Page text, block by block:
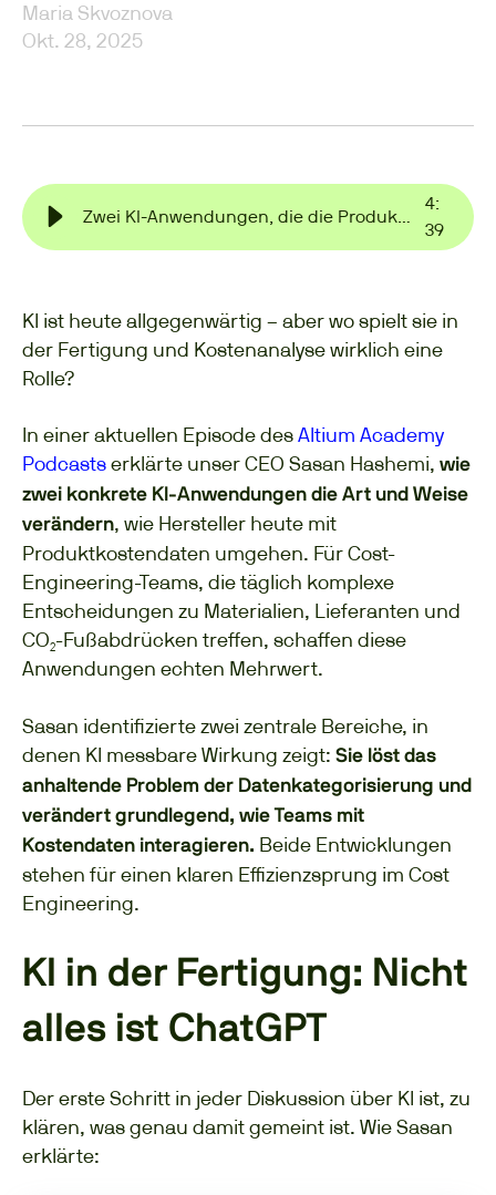
Maria Skvoznova
Okt. 28, 2025
Zwei KI-Anwendungen, die die Produktkostenanalyse verändern
4:
39
KI ist heute allgegenwärtig – aber wo spielt sie in
der Fertigung und Kostenanalyse wirklich eine
Rolle?
In eineraktuellen Episode desAltium Academy
Podcastserklärte unserCEO Sasan Hashemi, wie
zwei konkrete KI-Anwendungen die Art und Weise
verändern, wie Hersteller heute mit
Produktkostendaten umgehen. FürCost-
Engineering-Teams, dietäglich komplexe
Entscheidungen zu Materialien, Lieferanten und
CO₂-Fußabdrücken treffen, schaffen diese
Anwendungen echten Mehrwert.
Sasan identifizierte zwei zentrale Bereiche, in
denen KI messbare Wirkung zeigt: Sie löst das
anhaltende Problem der Datenkategorisierung und
verändert grundlegend, wie Teams mit
Kostendaten interagieren. Beide Entwicklungen
stehen für einen klaren Effizienzsprung im Cost
Engineering.
KI in der Fertigung: Nicht
alles ist ChatGPT
Der erste Schritt in jeder Diskussion über KI ist, zu
klären, was genau damit gemeint ist. Wie Sasan
erklärte: